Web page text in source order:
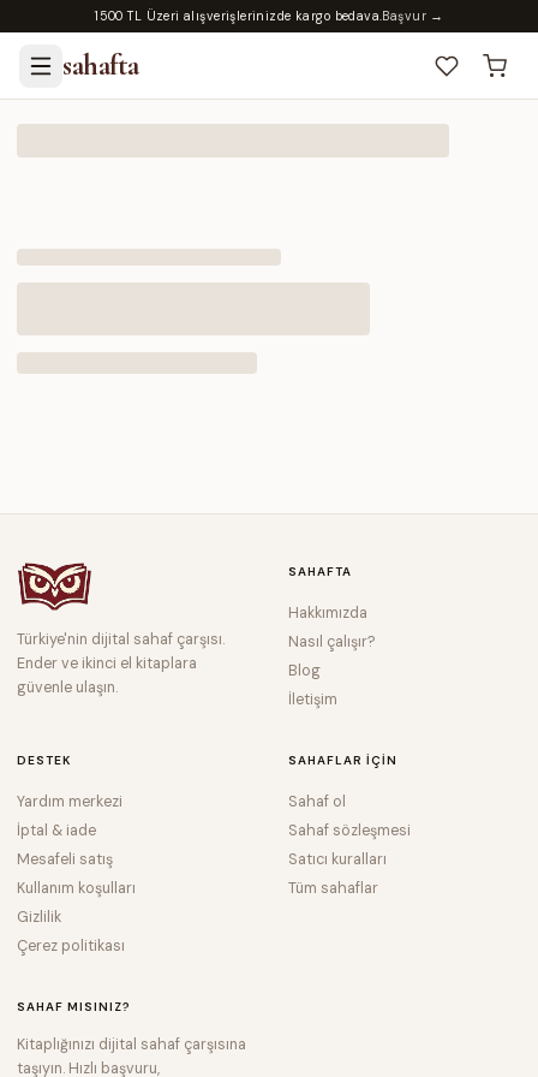
1500 TL Üzeri alışverişlerinizde kargo bedava.Başvur →
sahafta
Türkiye'nin dijital sahaf çarşısı.
Ender ve ikinci el kitaplara
güvenle ulaşın.
SAHAFTA
Hakkımızda
Nasıl çalışır?
Blog
İletişim
DESTEK
Yardım merkezi
İptal & iade
Mesafeli satış
Kullanım koşulları
Gizlilik
Çerez politikası
SAHAFLAR IÇIN
Sahaf ol
Sahaf sözleşmesi
Satıcı kuralları
Tüm sahaflar
SAHAF MISINIZ?
Kitaplığınızı dijital sahaf çarşısına
taşıyın. Hızlı başvuru,